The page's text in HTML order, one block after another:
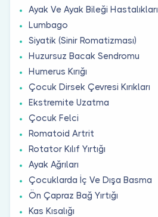
Ayak Ve Ayak Bileği Hastalıkları
Lumbago
Siyatik (Sinir Romatizması)
Huzursuz Bacak Sendromu
Humerus Kırığı
Çocuk Dirsek Çevresi Kırıkları
Ekstremite Uzatma
Çocuk Felci
Romatoid Artrit
Rotator Kılıf Yırtığı
Ayak Ağrıları
Çocuklarda İç Ve Dışa Basma
Ön Çapraz Bağ Yırtığı
Kas Kısalığı